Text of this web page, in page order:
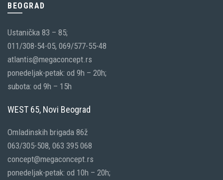
BEOGRAD
Ustanička 83 – 85;
011/308-54-05, 069/577-55-48
atlantis@megaconcept.rs
ponedeljak-petak: od 9h – 20h;
subota: od 9h – 15h
WEST 65, Novi Beograd
Omladinskih brigada 86ž
063/305-508, 063 395 068
concept@megaconcept.rs
ponedeljak-petak: od 10h – 20h;